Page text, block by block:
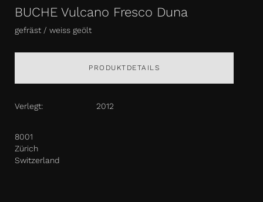
BUCHE Vulcano Fresco Duna
gefräst / weiss geölt
PRODUKTDETAILS
Verlegt: 2012
8001
Zürich
Switzerland